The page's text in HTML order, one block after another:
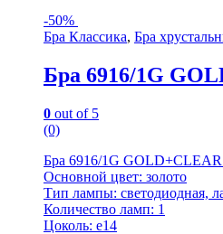
-50%
Бра Классика, Бра
Бра 6916/1G
0 out of 5
(0)
Бра 6916/1G
Основной цвет: золото
Тип лампы: светодиодная,
Количество ламп: 1
Цоколь: e14